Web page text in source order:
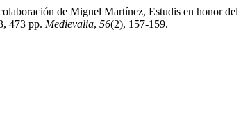
de Miguel Martínez, Estudis en honor del
473 pp. Medievalia, 56(2), 157-159.